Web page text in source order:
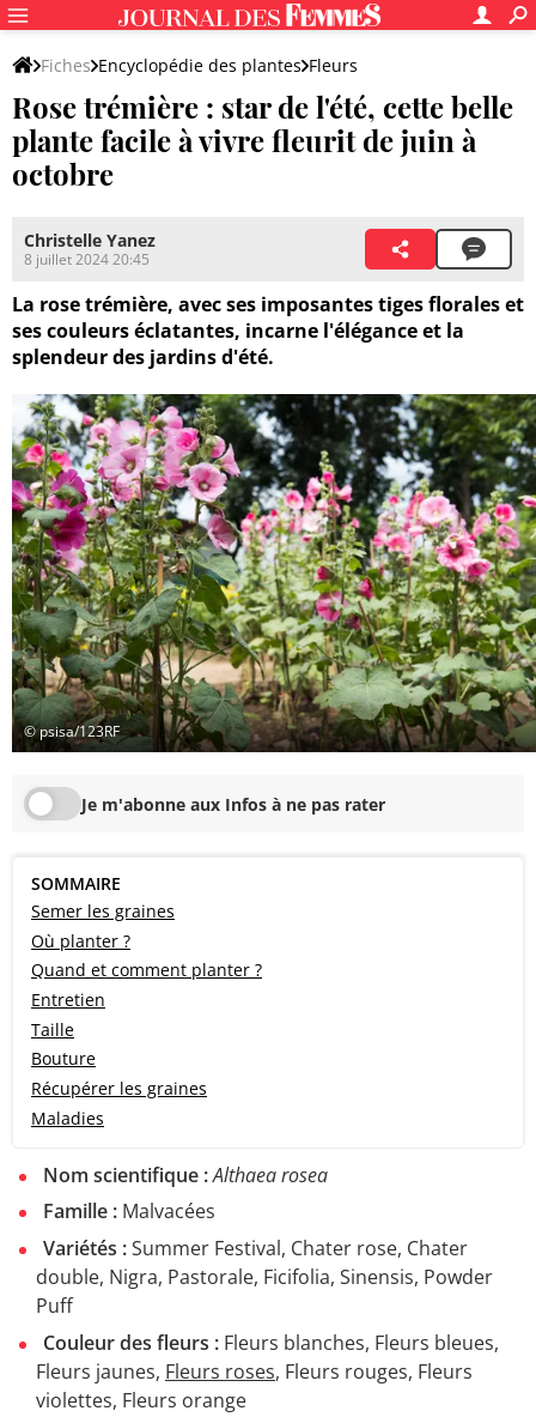
Fiches Encyclopédie des plantes Fleurs
Rose trémière : star de l'été, cette belle
plante facile à vivre fleurit de juin à
octobre
Christelle Yanez
8 juillet 2024 20:45
La rose trémière, avec ses imposantes tiges florales et
ses couleurs éclatantes, incarne l'élégance et la
splendeur des jardins d'été.
© psisa/123RF
Je m'abonne aux Infos à ne pas rater
SOMMAIRE
Semer les graines
Où planter ?
Quand et comment planter ?
Entretien
Taille
Bouture
Récupérer les graines
Maladies
Nom scientifique :Althaea rosea
Famille : Malvacées
Variétés :Summer Festival, Chater rose, Chater
double, Nigra, Pastorale, Ficifolia, Sinensis, Powder
Puff
Couleur des fleurs : Fleurs blanches, Fleurs bleues,
Fleurs jaunes, Fleurs roses, Fleurs rouges, Fleurs
violettes, Fleurs orange